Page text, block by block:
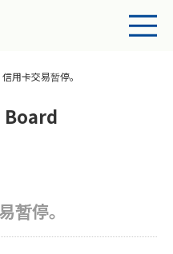
信用卡交易暂停。
暂停。